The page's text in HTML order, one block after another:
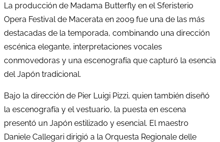
La producción de Madama Butterfly en el Sferisterio
Opera Festival de Macerata en 2009 fue una de las más
destacadas de la temporada, combinando una dirección
escénica elegante, interpretaciones vocales
conmovedoras y una escenografía que capturó la esencia
del Japón tradicional.
Bajo la dirección de Pier Luigi Pizzi, quien también diseñó
la escenografía y el vestuario, la puesta en escena
presentó un Japón estilizado y esencial. El maestro
Daniele Callegari dirigió a la Orquesta Regionale delle